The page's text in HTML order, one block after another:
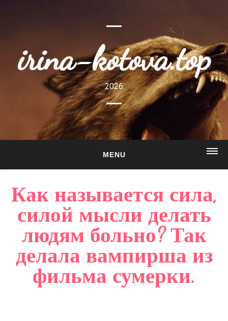
irina-kotova.top
2026
MENU
О САЙТЕ
ГАЛЕРЕЯ
САЙТМАП
КОНТАКТЫ
Как называется сила,
силой мысли делать
людям больно? Так
делала вампирша из
фильма сумерки.